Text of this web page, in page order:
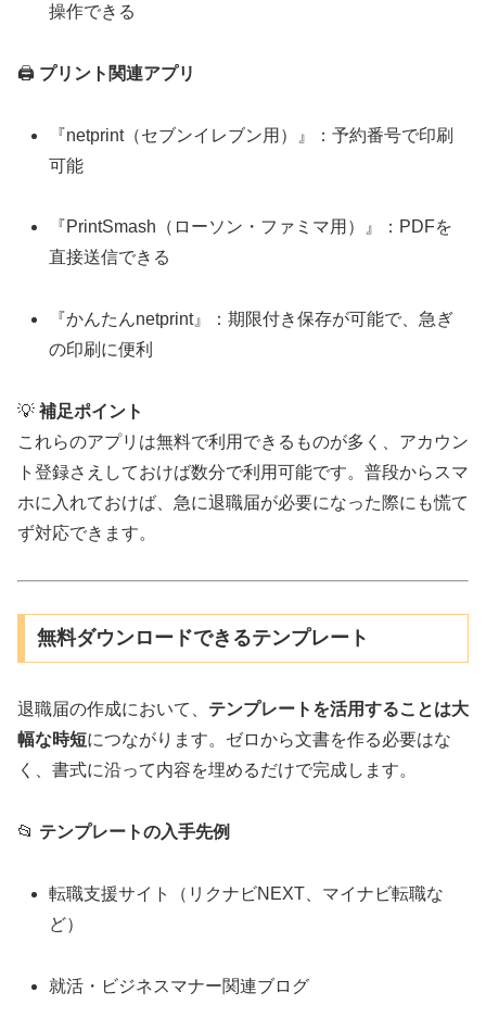
操作できる
🖨️ プリント関連アプリ
『netprint（セブンイレブン用）』：予約番号で印刷
可能
『PrintSmash（ローソン・ファミマ用）』：PDFを
直接送信できる
『かんたんnetprint』：期限付き保存が可能で、急ぎ
の印刷に便利
💡 補足ポイント
これらのアプリは無料で利用できるものが多く、アカウン
ト登録さえしておけば数分で利用可能です。普段からスマ
ホに入れておけば、急に退職届が必要になった際にも慌て
ず対応できます。
無料ダウンロードできるテンプレート
退職届の作成において、 テンプレートを活用することは大
幅な時短につながります。ゼロから文書を作る必要はな
く、書式に沿って内容を埋めるだけで完成します。
📂 テンプレートの入手先例
転職支援サイト（リクナビNEXT、マイナビ転職な
ど）
就活・ビジネスマナー関連ブログ